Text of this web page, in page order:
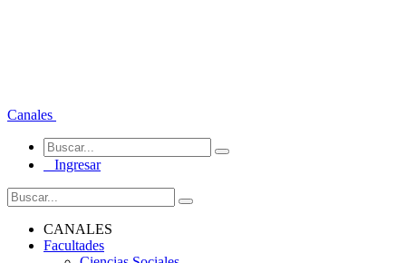
Canales
Ingresar
CANALES
Facultades